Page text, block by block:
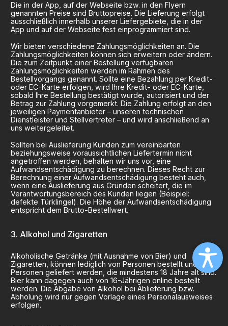
Die in der App, auf der Webseite bzw. in den Flyern
genannten Preise sind Bruttopreise. Die Lieferung erfolgt
ausschließlich innerhalb unserer Liefergebiete, die in der
App und auf der Webseite fest einprogrammiert sind.
Wir bieten verschiedene Zahlungsmöglichkeiten an. Die
Zahlungsmöglichkeiten können sich erweitern oder ändern.
Die zum Zeitpunkt einer Bestellung verfügbaren
Zahlungsmöglichkeiten werden im Rahmen des
Bestellvorgangs genannt. Sollte eine Bezahlung per Kredit-
oder EC-Karte erfolgen, wird Ihre Kredit- oder EC-Karte,
sobald Ihre Bestellung bestätigt wurde, autorisiert und der
Betrag zur Zahlung vorgemerkt. Die Zahlung erfolgt an den
jeweiligen Paymentanbieter – unseren technischen
Dienstleister und Stellvertreter – und wird anschließend an
uns weitergeleitet.
Sollten bei Auslieferung Kunden zum vereinbarten
beziehungsweise voraussichtlichen Liefertermin nicht
angetroffen werden, behalten wir uns vor, eine
Aufwandsentschädigung zu berechnen. Dieses Recht zur
Berechnung einer Aufwandsentschädigung besteht auch,
wenn eine Auslieferung aus Gründen scheitert, die im
Verantwortungsbereich des Kunden liegen (Beispiel:
defekte Türklingel). Die Höhe der Aufwandsentschädigung
entspricht dem Brutto-Bestellwert.
Alkohol und Zigaretten
Alkoholische Getränke (mit Ausnahme von Bier) und
Zigaretten, können lediglich von Personen bestellt und an
Personen geliefert werden, die mindestens 18 Jahre alt sind.
Bier kann dagegen auch von 16-Jährigen online bestellt
werden. Die Abgabe von Alkohol bei Ablieferung bzw.
Abholung wird nur gegen Vorlage eines Personalausweises
erfolgen.